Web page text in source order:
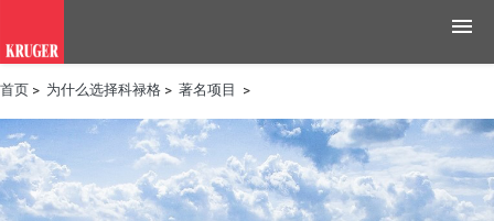
产品
应用领域
工具与资源
首页 > 为什么选择科禄格 > 著名项目 >